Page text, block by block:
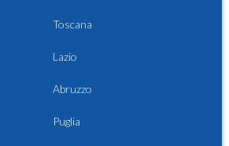
Toscana
Lazio
Abruzzo
Puglia